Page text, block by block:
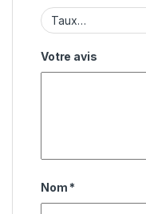
Votre avis
Nom *